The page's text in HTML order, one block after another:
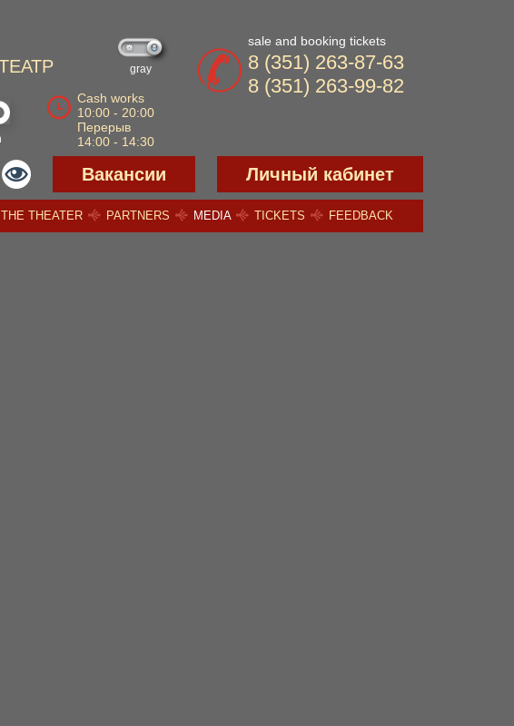
gray
Cash works
10:00 - 20:00
Перерыв
14:00 - 14:30
sale and booking tickets
8 (351) 263-87-63
8 (351) 263-99-82
Вакансии Личный кабинет
THEATER PARTNERS MEDIA TICKETS FEEDBACK